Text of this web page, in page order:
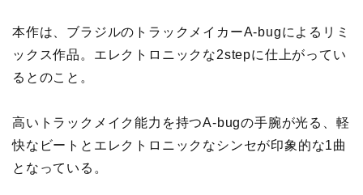
本作は、ブラジルのトラックメイカーA-bugによるリミ
ックス作品。エレクトロニックな2stepに仕上がってい
るとのこと。
高いトラックメイク能力を持つA-bugの手腕が光る、軽
快なビートとエレクトロニックなシンセが印象的な1曲
となっている。